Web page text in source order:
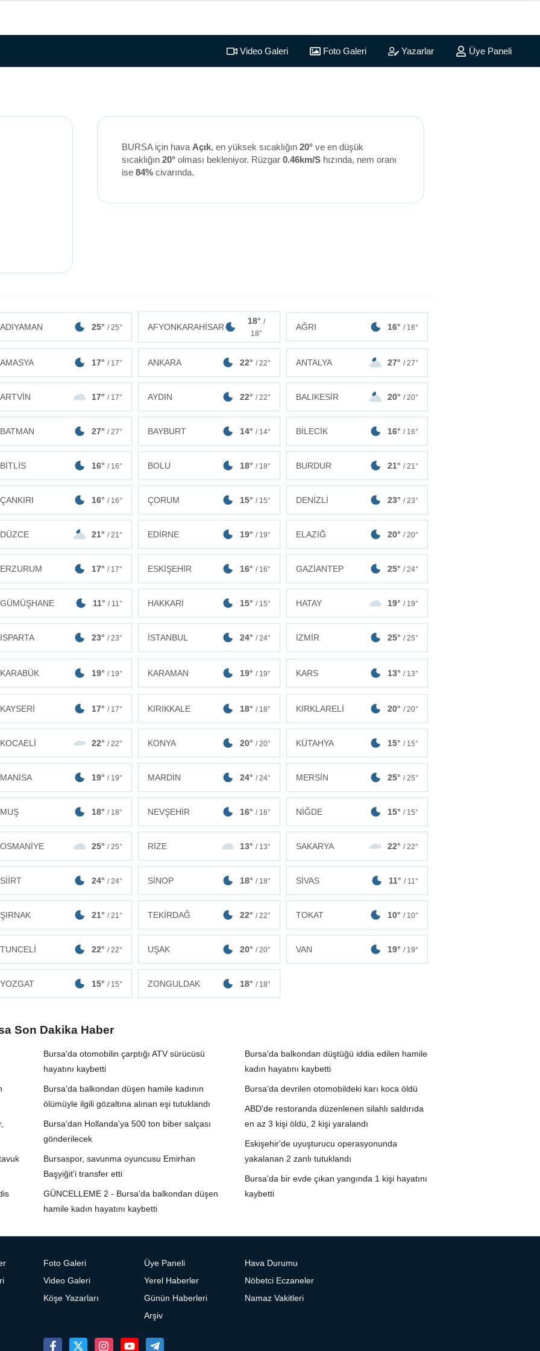
Video Galeri Foto Galeri Yazarlar Üye Paneli
BURSA için hava Açık, en yüksek sıcaklığın 20°ve en düşük
sıcaklığın 20°olması bekleniyor. Rüzgar 0.46km/Shızında, nem oranı
ise 84%civarında.
ADIYAMAN 25° / 25° AFYONKARAHİSAR
18° /
18°
AĞRI 16° / 16°
AMASYA 17° / 17° ANKARA 22° / 22° ANTALYA 27° / 27°
ARTVİN 17° / 17° AYDIN 22° / 22° BALIKESİR 20° / 20°
BATMAN 27° / 27° BAYBURT 14° / 14° BİLECİK 16° / 16°
BİTLİS 16° / 16° BOLU 18° / 18° BURDUR 21° / 21°
ÇANKIRI 16° / 16° ÇORUM 15° / 15° DENİZLİ 23° / 23°
DÜZCE 21° / 21° EDİRNE 19° / 19° ELAZIĞ 20° / 20°
ERZURUM 17° / 17° ESKİŞEHİR 16° / 16° GAZİANTEP 25° / 24°
GÜMÜŞHANE 11° / 11° HAKKARİ 15° / 15° HATAY 19° / 19°
ISPARTA 23° / 23° İSTANBUL 24° / 24° İZMİR 25° / 25°
KARABÜK 19° / 19° KARAMAN 19° / 19° KARS 13° / 13°
KAYSERİ 17° / 17° KIRIKKALE 18° / 18° KIRKLARELİ 20° / 20°
KOCAELİ 22° / 22° KONYA 20° / 20° KÜTAHYA 15° / 15°
MANİSA 19° / 19° MARDİN 24° / 24° MERSİN 25° / 25°
MUŞ 18° / 18° NEVŞEHİR 16° / 16° NİĞDE 15° / 15°
OSMANİYE 25° / 25° RİZE 13° / 13° SAKARYA 22° / 22°
SİİRT 24° / 24° SİNOP 18° / 18° SİVAS 11° / 11°
ŞIRNAK 21° / 21° TEKİRDAĞ 22° / 22° TOKAT 10° / 10°
TUNCELİ 22° / 22° UŞAK 20° / 20° VAN 19° / 19°
YOZGAT 15° / 15° ZONGULDAK 18° / 18°
Son Dakika Haber
Bursa'da otomobilin çarptığı ATV sürücüsü
hayatını kaybetti
Bursa'da balkondan düşen hamile kadının
ölümüyle ilgili gözaltına alınan eşi tutuklandı
Bursa'dan Hollanda'ya 500 ton biber salçası
gönderilecek
Bursaspor, savunma oyuncusu Emirhan
Başyiğit'i transfer etti
GÜNCELLEME 2 - Bursa'da balkondan düşen
hamile kadın hayatını kaybetti
Bursa'da balkondan düştüğü iddia edilen hamile
kadın hayatını kaybetti
Bursa'da devrilen otomobildeki karı koca öldü
ABD'de restoranda düzenlenen silahlı saldırıda
en az 3 kişi öldü, 2 kişi yaralandı
Eskişehir'de uyuşturucu operasyonunda
yakalanan 2 zanlı tutuklandı
Bursa'da bir evde çıkan yangında 1 kişi hayatını
kaybetti
Foto Galeri
Video Galeri
Köşe Yazarları
Üye Paneli
Yerel Haberler
Günün Haberleri
Arşiv
Hava Durumu
Nöbetci Eczaneler
Namaz Vakitleri